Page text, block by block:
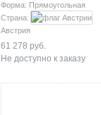
Форма: Прямоугольная
Страна:
Австрия
61 278 руб.
Не доступно к заказу